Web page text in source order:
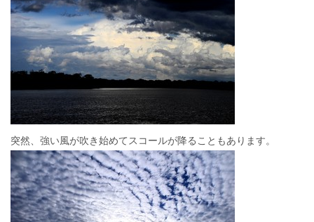
突然、強い風が吹き始めてスコールが降ることもあります。